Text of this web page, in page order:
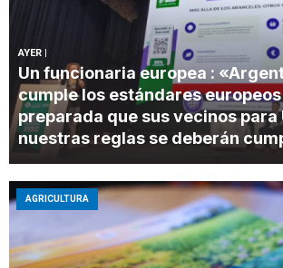
AYER
Un funcionaria europea :
cumple los estándares
preparada que sus vecinos para
nuestras reglas se deberán
AGRICULTURA